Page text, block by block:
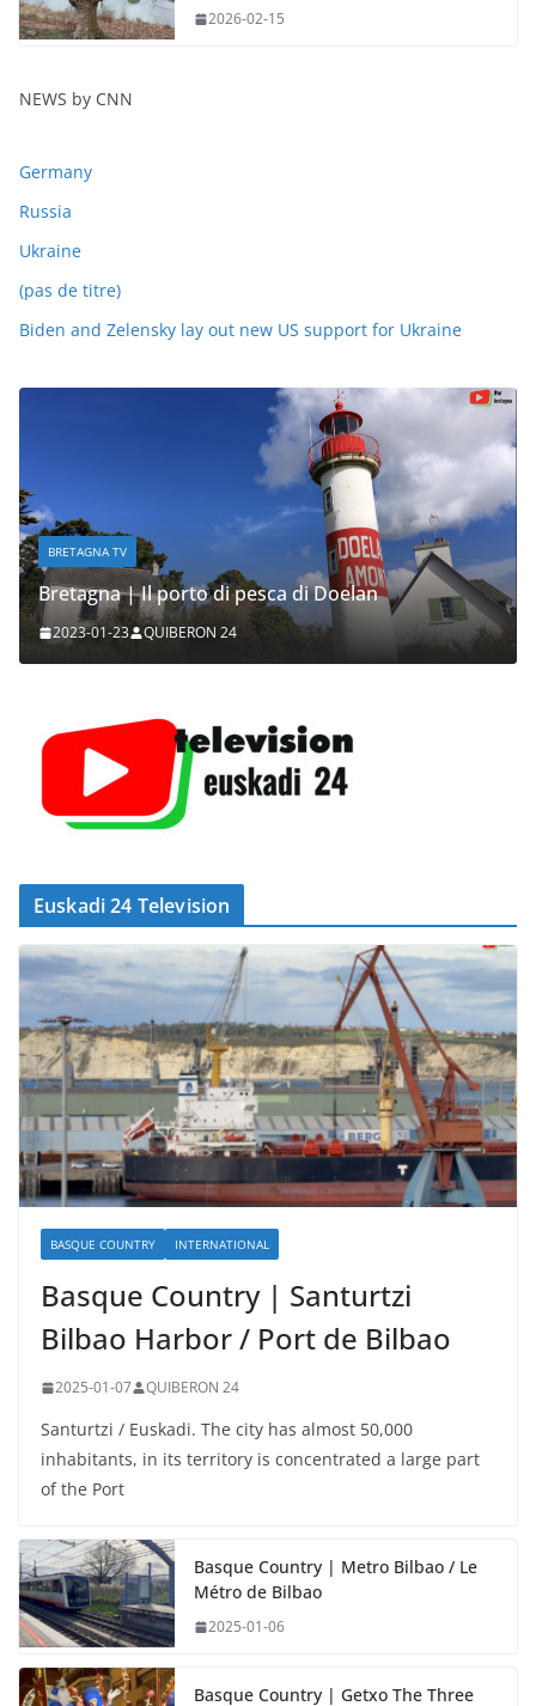
2026-02-15
NEWS by CNN
Germany
Russia
Ukraine
(pas de titre)
Biden and Zelensky lay out new US support for Ukraine
BRETAGNA TV
Bretagna | Il porto di pesca di Doelan
2023-01-23 QUIBERON 24
Euskadi 24 Television
BASQUE COUNTRY INTERNATIONAL
Basque Country | Santurtzi
Bilbao Harbor / Port de Bilbao
2025-01-07 QUIBERON 24
Santurtzi / Euskadi. The city has almost 50,000
inhabitants, in its territory is concentrated a large part
of the Port
Basque Country | Metro Bilbao / Le
Métro de Bilbao
2025-01-06
Basque Country | Getxo The Three